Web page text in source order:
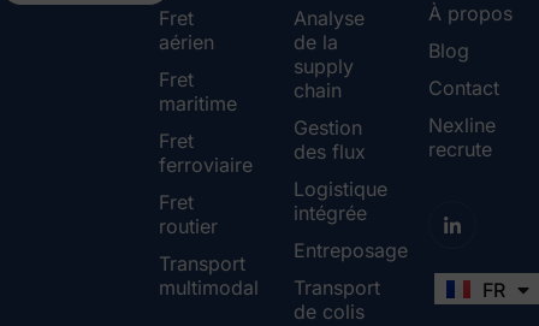
Fret
aérien
Fret
maritime
Fret
ferroviaire
Fret
routier
Transport
multimodal
Analyse
de la
supply
chain
Gestion
des flux
Logistique
intégrée
Entreposage
Transport
de colis
À propos
Blog
Contact
Nexline
recrute
FR
EN